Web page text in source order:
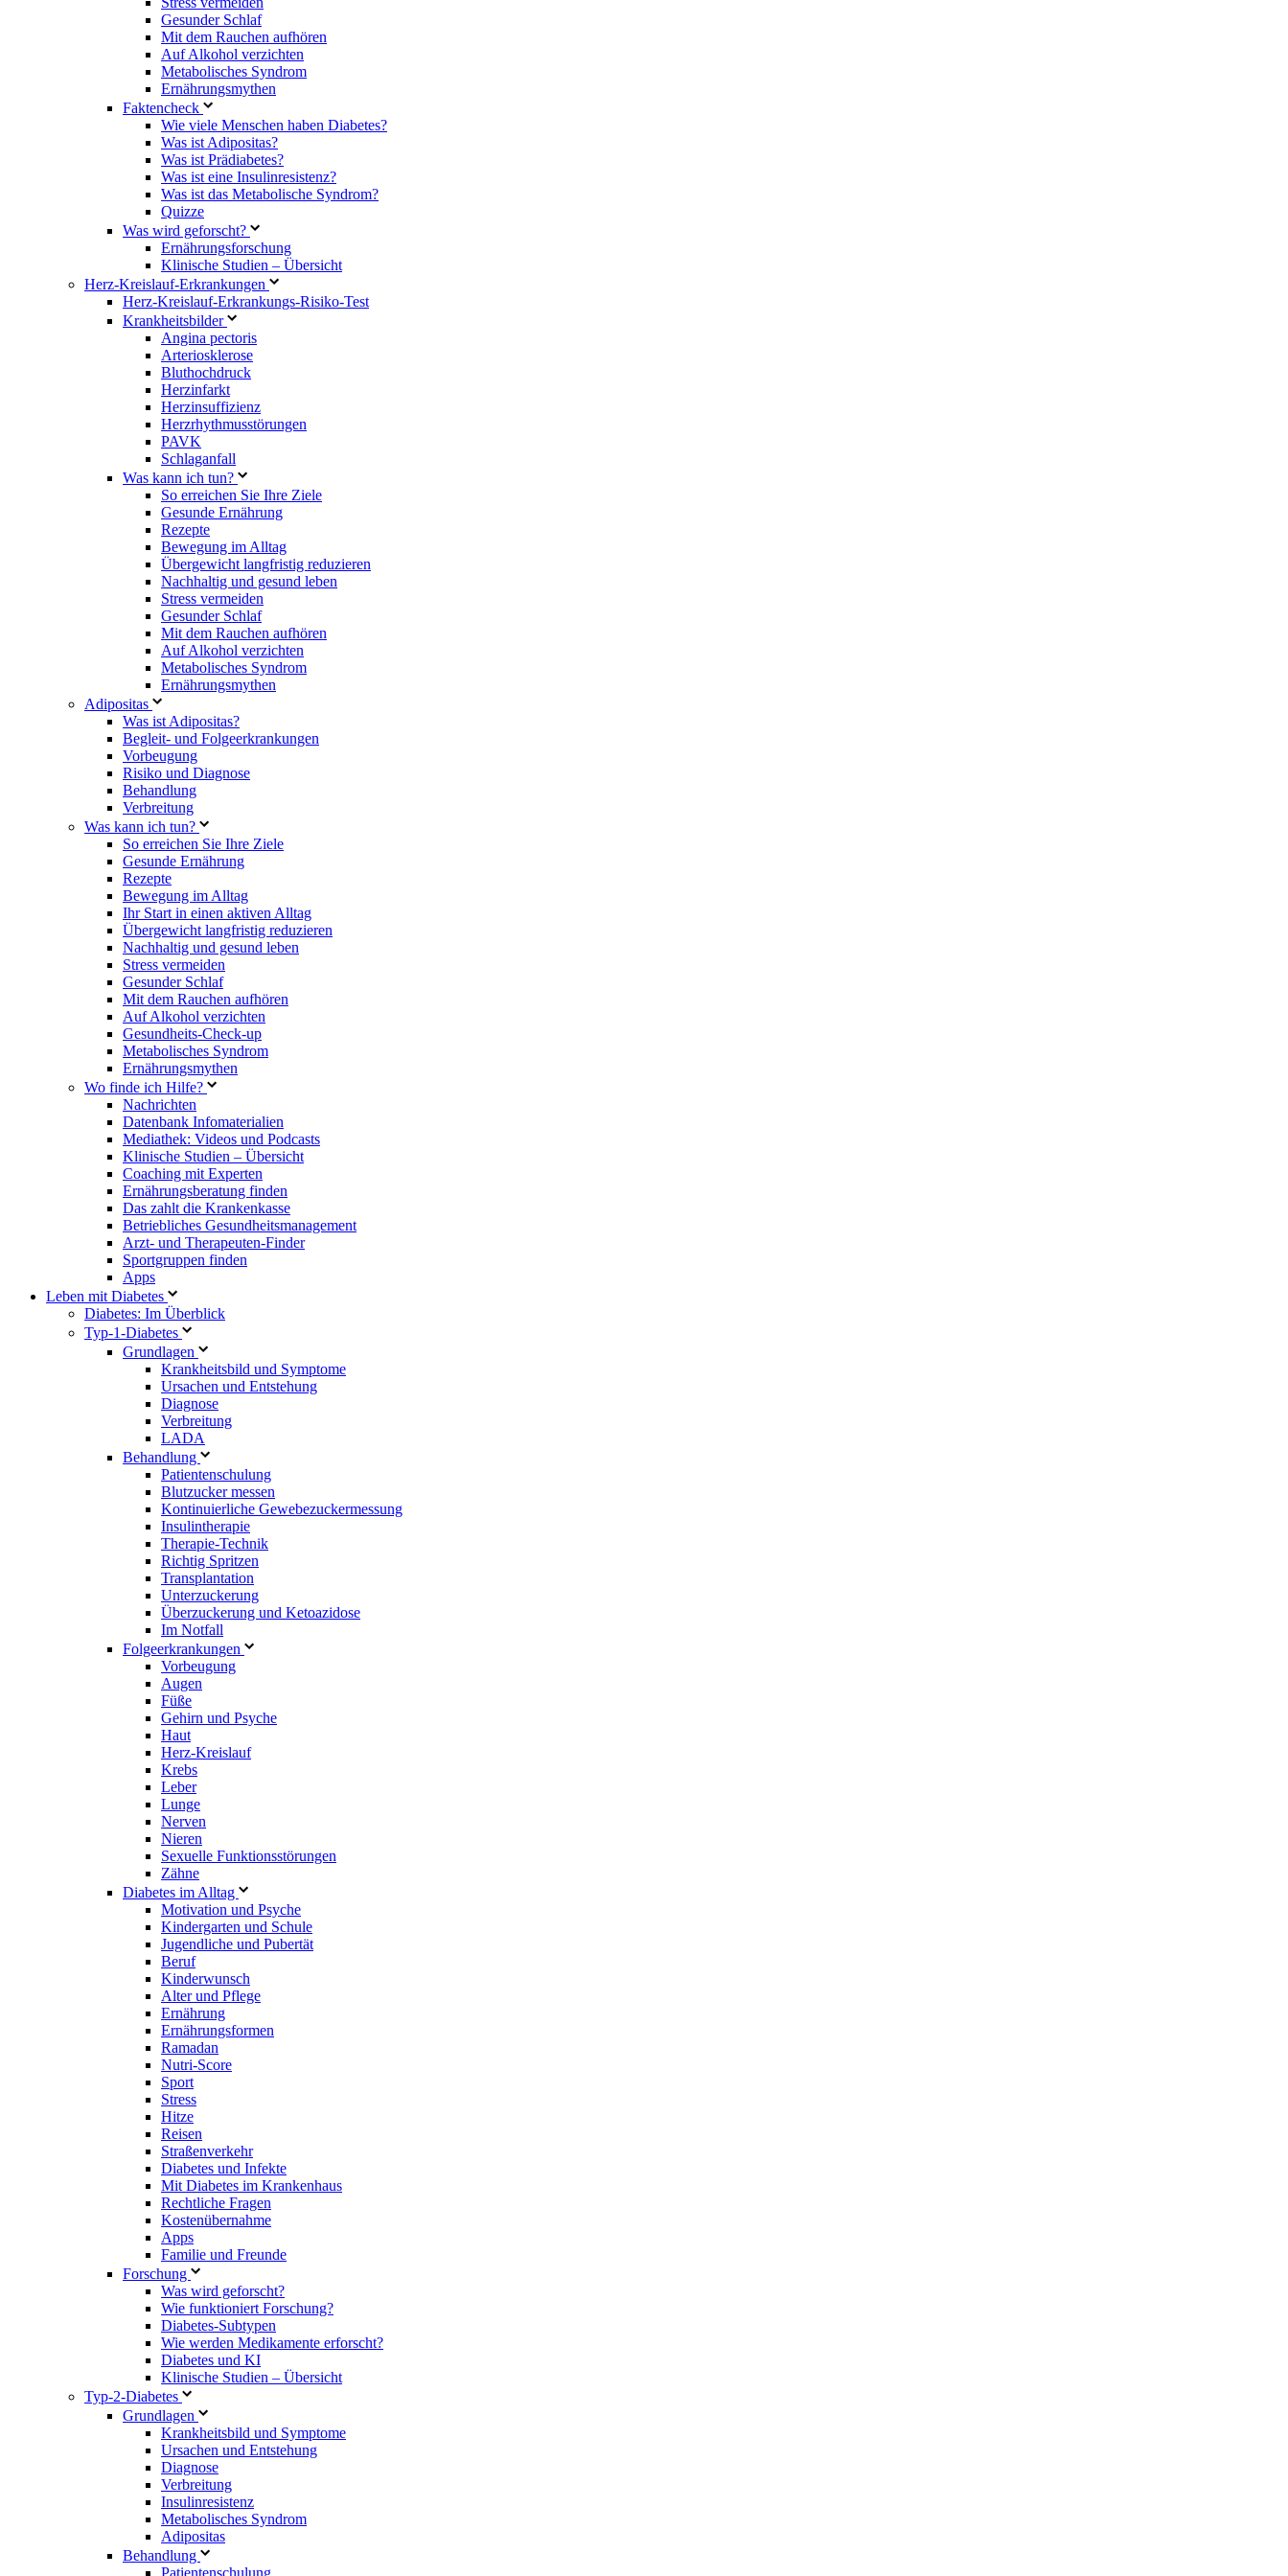
Gesunder Schlaf
Mit dem Rauchen aufhören
Auf Alkohol verzichten
Metabolisches Syndrom
Ernährungsmythen
Faktencheck
Wie viele Menschen haben Diabetes?
Was ist Adipositas?
Was ist Prädiabetes?
Was ist eine Insulinresistenz?
Was ist das Metabolische Syndrom?
Quizze
Was wird geforscht?
Ernährungsforschung
Klinische Studien – Übersicht
Herz-Kreislauf-Erkrankungen
Herz-Kreislauf-Erkrankungs-Risiko-Test
Krankheitsbilder
Angina pectoris
Arteriosklerose
Bluthochdruck
Herzinfarkt
Herzinsuffizienz
Herzrhythmusstörungen
PAVK
Schlaganfall
Was kann ich tun?
So erreichen Sie Ihre Ziele
Gesunde Ernährung
Rezepte
Bewegung im Alltag
Übergewicht langfristig reduzieren
Nachhaltig und gesund leben
Stress vermeiden
Gesunder Schlaf
Mit dem Rauchen aufhören
Auf Alkohol verzichten
Metabolisches Syndrom
Ernährungsmythen
Adipositas
Was ist Adipositas?
Begleit- und Folgeerkrankungen
Vorbeugung
Risiko und Diagnose
Behandlung
Verbreitung
Was kann ich tun?
So erreichen Sie Ihre Ziele
Gesunde Ernährung
Rezepte
Bewegung im Alltag
Ihr Start in einen aktiven Alltag
Übergewicht langfristig reduzieren
Nachhaltig und gesund leben
Stress vermeiden
Gesunder Schlaf
Mit dem Rauchen aufhören
Auf Alkohol verzichten
Gesundheits-Check-up
Metabolisches Syndrom
Ernährungsmythen
Wo finde ich Hilfe?
Nachrichten
Datenbank Infomaterialien
Mediathek: Videos und Podcasts
Klinische Studien – Übersicht
Coaching mit Experten
Ernährungsberatung finden
Das zahlt die Krankenkasse
Betriebliches Gesundheitsmanagement
Arzt- und Therapeuten-Finder
Sportgruppen finden
Apps
Leben mit Diabetes
Diabetes: Im Überblick
Typ-1-Diabetes
Grundlagen
Krankheitsbild und Symptome
Ursachen und Entstehung
Diagnose
Verbreitung
LADA
Behandlung
Patientenschulung
Blutzucker messen
Kontinuierliche Gewebezuckermessung
Insulintherapie
Therapie-Technik
Richtig Spritzen
Transplantation
Unterzuckerung
Überzuckerung und Ketoazidose
Im Notfall
Folgeerkrankungen
Vorbeugung
Augen
Füße
Gehirn und Psyche
Haut
Herz-Kreislauf
Krebs
Leber
Lunge
Nerven
Nieren
Sexuelle Funktionsstörungen
Zähne
Diabetes im Alltag
Motivation und Psyche
Kindergarten und Schule
Jugendliche und Pubertät
Beruf
Kinderwunsch
Alter und Pflege
Ernährung
Ernährungsformen
Ramadan
Nutri-Score
Sport
Stress
Hitze
Reisen
Straßenverkehr
Diabetes und Infekte
Mit Diabetes im Krankenhaus
Rechtliche Fragen
Kostenübernahme
Apps
Familie und Freunde
Forschung
Was wird geforscht?
Wie funktioniert Forschung?
Diabetes-Subtypen
Wie werden Medikamente erforscht?
Diabetes und KI
Klinische Studien – Übersicht
Typ-2-Diabetes
Grundlagen
Krankheitsbild und Symptome
Ursachen und Entstehung
Diagnose
Verbreitung
Insulinresistenz
Metabolisches Syndrom
Adipositas
Behandlung
Patientenschulung